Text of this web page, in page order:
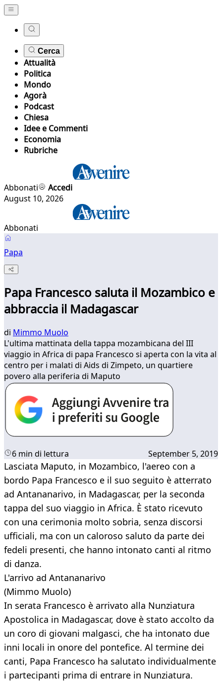
Cerca
Attualità
Politica
Mondo
Agorà
Podcast
Chiesa
Idee e Commenti
Economia
Rubriche
Abbonati
Accedi
August 10, 2026
Abbonati
Papa
Papa Francesco saluta il Mozambico e
abbraccia il Madagascar
di Mimmo Muolo
L'ultima mattinata della tappa mozambicana del III
viaggio in Africa di papa Francesco si aperta con la vita al
centro per i malati di Aids di Zimpeto, un quartiere
povero alla periferia di Maputo
6 min di lettura September 5, 2019
Lasciata Maputo, in Mozambico, l'aereo con a
bordo Papa Francesco e il suo seguito è atterrato
ad Antananarivo, in Madagascar, per la seconda
tappa del suo viaggio in Africa. È stato ricevuto
con una cerimonia molto sobria, senza discorsi
ufficiali, ma con un caloroso saluto da parte dei
fedeli presenti, che hanno intonato canti al ritmo
di danza.
L'arrivo ad Antananarivo
(Mimmo Muolo)
In serata Francesco è arrivato alla Nunziatura
Apostolica in Madagascar, dove è stato accolto da
un coro di giovani malgasci, che ha intonato due
inni locali in onore del pontefice. Al termine dei
canti, Papa Francesco ha salutato individualmente
i partecipanti prima di entrare in Nunziatura.